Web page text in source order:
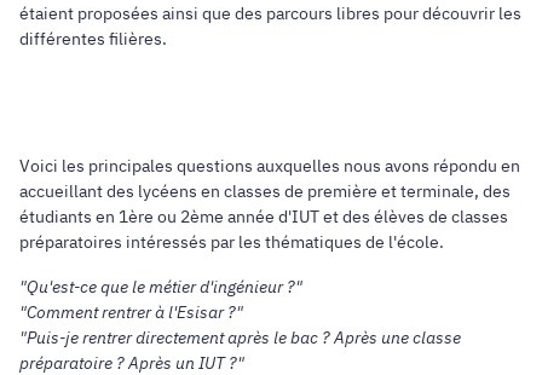
étaient proposées ainsi que des parcours libres pour découvrir les
différentes filières.
Voici les principales questions auxquelles nous avons répondu en
accueillant des lycéens en classes de première et terminale, des
étudiants en 1ère ou 2ème année d'IUT et des élèves de classes
préparatoires intéressés par les thématiques de l'école.
"Qu'est-ce que le métier d'ingénieur ?"
"Comment rentrer à l'Esisar ?"
"Puis-je rentrer directement après le bac ? Après une classe
préparatoire ? Après un IUT ?"